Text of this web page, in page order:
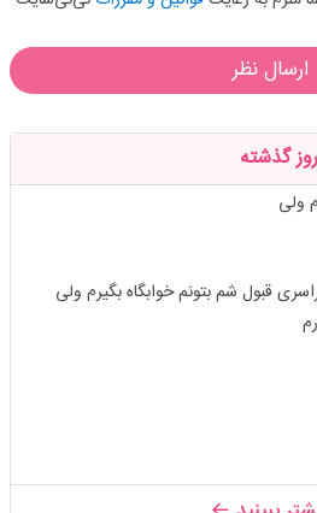
ارسال نظر
ولی
قبول شم بتونم خوابگاه بگیرم ولی